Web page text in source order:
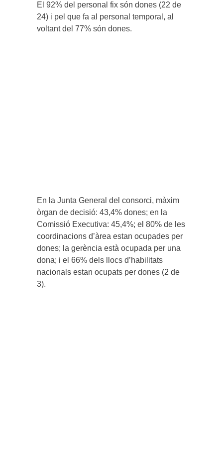
El 92% del personal fix són dones (22 de
24) i pel que fa al personal temporal, al
voltant del 77% són dones.
En la Junta General del consorci, màxim
òrgan de decisió: 43,4% dones; en la
Comissió Executiva: 45,4%; el 80% de les
coordinacions d’àrea estan ocupades per
dones; la gerència està ocupada per una
dona; i el 66% dels llocs d’habilitats
nacionals estan ocupats per dones (2 de
3).